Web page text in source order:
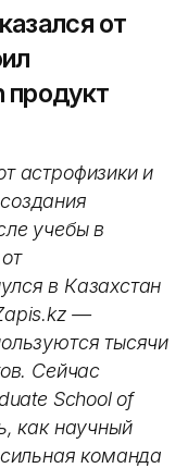
от
продукт
астрофизики и
учебы в
в Казахстан
—
тысячи
Сейчас
School of
как научный
команда